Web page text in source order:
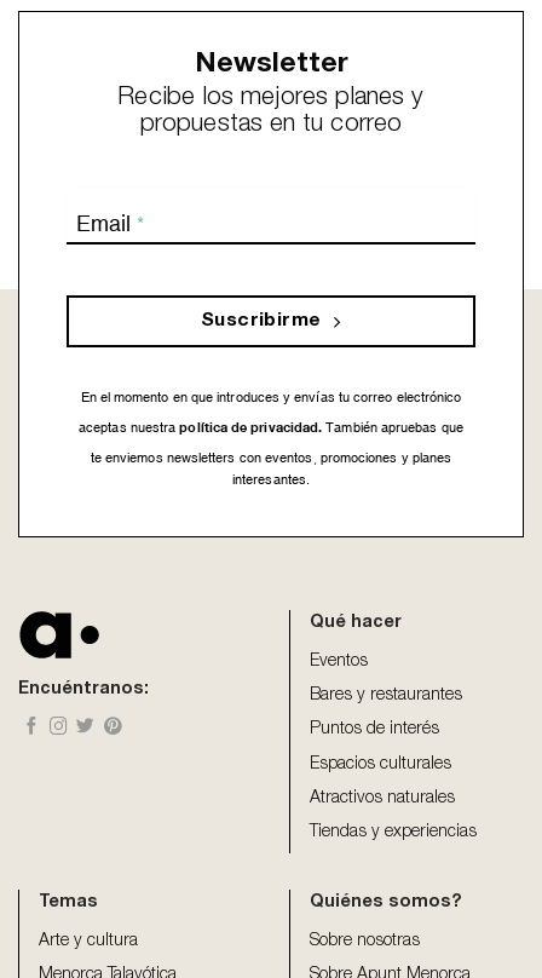
Newsletter
Recibe los mejores planes y
propuestas en tu correo
Email *
Suscribirme
En el momento en que introduces y envías tu correo electrónico
aceptas nuestra política de privacidad. También apruebas que
te enviemos newsletters con eventos, promociones y planes
interesantes.
left
Encuéntranos:
Qué hacer
Eventos
Bares y restaurantes
Puntos de interés
Espacios culturales
Atractivos naturales
Tiendas y experiencias
Temas
Arte y cultura
Quiénes somos?
Sobre nosotras